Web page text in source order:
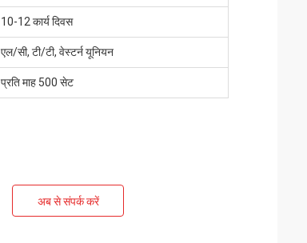
10-12 कार्य दिवस
एल/सी, टी/टी, वेस्टर्न यूनियन
प्रति माह 500 सेट
अब से संपर्क करें